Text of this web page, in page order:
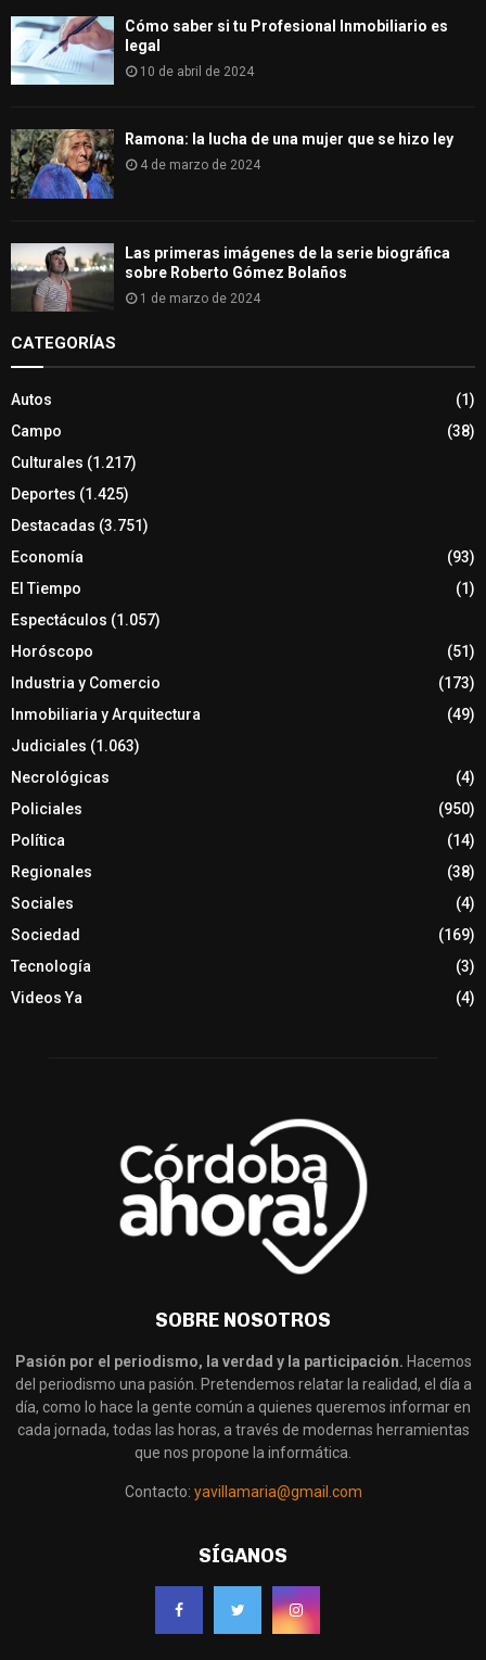
Cómo saber si tu Profesional Inmobiliario es
legal
10 de abril de 2024
Ramona: la lucha de una mujer que se hizo ley
4 de marzo de 2024
Las primeras imágenes de la serie biográfica
sobre Roberto Gómez Bolaños
1 de marzo de 2024
CATEGORÍAS
Autos
(1)
Campo
(38)
Culturales (1.217)
Deportes (1.425)
Destacadas (3.751)
Economía
(93)
El Tiempo
(1)
Espectáculos (1.057)
Horóscopo
(51)
Industria y Comercio
(173)
Inmobiliaria y Arquitectura
(49)
Judiciales (1.063)
Necrológicas
(4)
Policiales
(950)
Política
(14)
Regionales
(38)
Sociales
(4)
Sociedad
(169)
Tecnología
(3)
Videos Ya
(4)
SOBRE NOSOTROS
Pasión por el periodismo, la verdad y la participación. Hacemos
del periodismo una pasión. Pretendemos relatar la realidad, el día a
día, como lo hace la gente común a quienes queremos informar en
cada jornada, todas las horas, a través de modernas herramientas
que nos propone la informática.
Contacto: yavillamaria@gmail.com
SÍGANOS